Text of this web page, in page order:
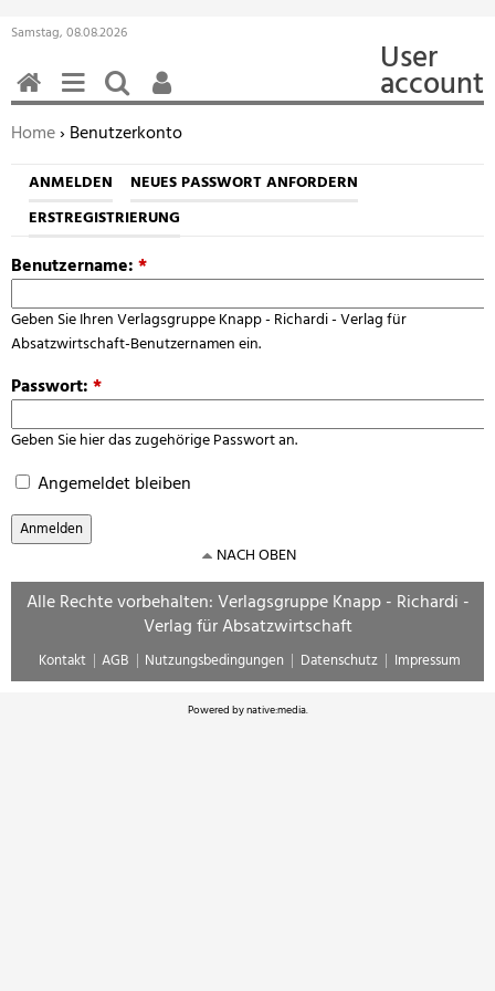
Samstag, 08.08.2026
User
account
Sie befinden sich hier:
Home› Benutzerkonto
ANMELDEN
NEUES PASSWORT ANFORDERN
ERSTREGISTRIERUNG
Benutzername:*
Geben Sie Ihren Verlagsgruppe Knapp - Richardi - Verlag für
Absatzwirtschaft-Benutzernamen ein.
Passwort:*
Geben Sie hier das zugehörige Passwort an.
Angemeldet bleiben
HOMEMENÜSUCHEN
BENUTZERFUNKTIONEN
NACH OBEN
Alle Rechte vorbehalten: Verlagsgruppe Knapp - Richardi -
Verlag für Absatzwirtschaft
Kontakt AGB Nutzungsbedingungen Datenschutz Impressum
Powered bynative:media.